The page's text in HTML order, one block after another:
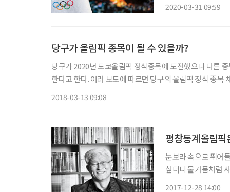
2020-03-31 09:59
당구가 올림픽 종목이 될 수 있을까?
당구가 2020년 도쿄올림픽 정식종목에 도전했으나 다른
한다고 한다. 여러 보도에 따르면 당구의 올림픽 정식 종목 채택은 긍정적이라는 것이다. 당구 동호인으로서도 반가운 일이다. 정식
2018-03-13 09:08
눈보라 속으로 뛰어
싶더니 물거품처럼
2017-12-28 14:00